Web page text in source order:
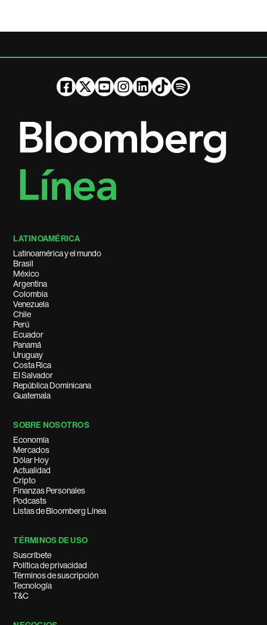
LATINOAMÉRICA
Latinoamérica y el mundo
Brasil
México
Argentina
Colombia
Venezuela
Chile
Perú
Ecuador
Panamá
Uruguay
Costa Rica
El Salvador
República Dominicana
Guatemala
SOBRE NOSOTROS
Economía
Mercados
Dólar Hoy
Actualidad
Cripto
Finanzas Personales
Podcasts
Listas de Bloomberg Línea
TÉRMINOS DE USO
Suscríbete
Política de privacidad
Términos de suscripción
Tecnología
T&C